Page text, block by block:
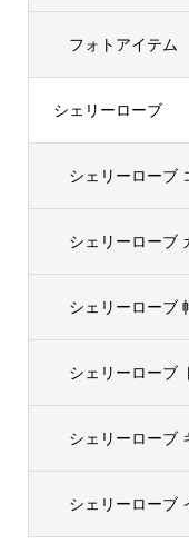
フォトアイテム
シェリーローブ
シェリーローブ
シェリーローブ
シェリーローブ
シェリーローブ
シェリーローブ
シェリーローブ